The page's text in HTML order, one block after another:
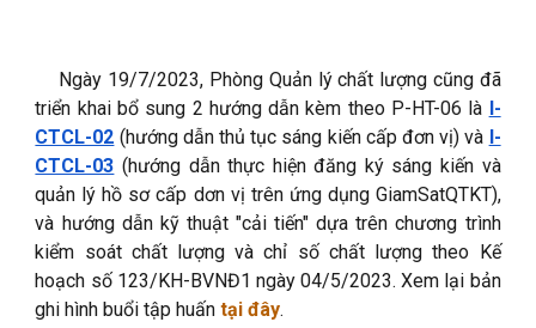
Ngày 19/7/2023, Phòng Quản lý chất lượng cũng đã
triển khai bổ sung 2 hướng dẫn kèm theo P-HT-06 là I-
CTCL-02 (hướng dẫn thủ tục sáng kiến cấp đơn vị) và I-
CTCL-03 (hướng dẫn thực hiện đăng ký sáng kiến và
quản lý hồ sơ cấp dơn vị trên ứng dụng GiamSatQTKT),
và hướng dẫn kỹ thuật "cải tiến" dựa trên chương trình
kiểm soát chất lượng và chỉ số chất lượng theo Kế
hoạch số 123/KH-BVNĐ1 ngày 04/5/2023. Xem lại bản
ghi hình buổi tập huấntại đây.